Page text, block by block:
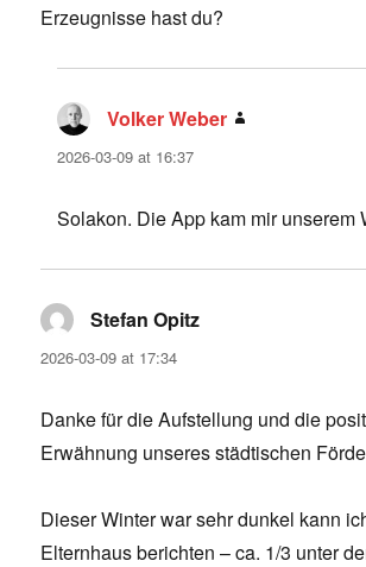
Erzeugnisse hast du?
Volker Weber
2026-03-09 at 16:37
Solakon. Die App kam mir unserem
Stefan Opitz
2026-03-09 at 17:34
Danke für die Aufstellung und die
Erwähnung unseres städtischen
Dieser Winter war sehr dunkel kann
Elternhaus berichten – ca. 1/3 unter